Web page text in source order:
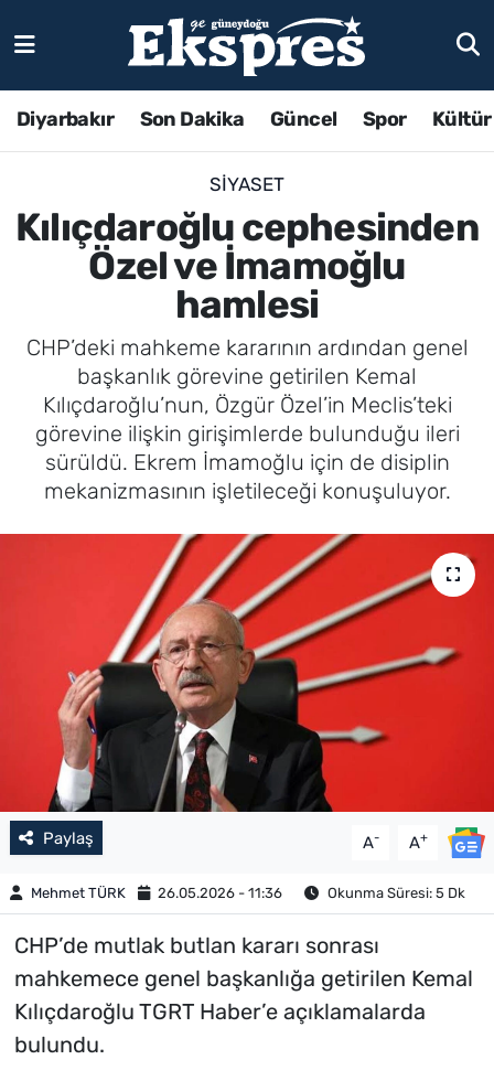
Diyarbakır Son Dakika Güncel Spor
SIYASET
Kılıçdaroğlu cephesinden
Özel ve İmamoğlu
hamlesi
CHP’deki mahkeme kararının ardından genel
başkanlık görevine getirilen Kemal
Kılıçdaroğlu’nun, Özgür Özel’in Meclis’teki
görevine ilişkin girişimlerde bulunduğu ileri
sürüldü. Ekrem İmamoğlu için de disiplin
mekanizmasının işletileceği konuşuluyor.
Paylaş A- A+
Mehmet TÜRK 26.05.2026 - 11:36 Okunma Süresi: 5 Dk
CHP’de mutlak butlan kararı sonrası
mahkemece genel başkanlığa getirilen Kemal
Kılıçdaroğlu TGRT Haber’e açıklamalarda
bulundu.